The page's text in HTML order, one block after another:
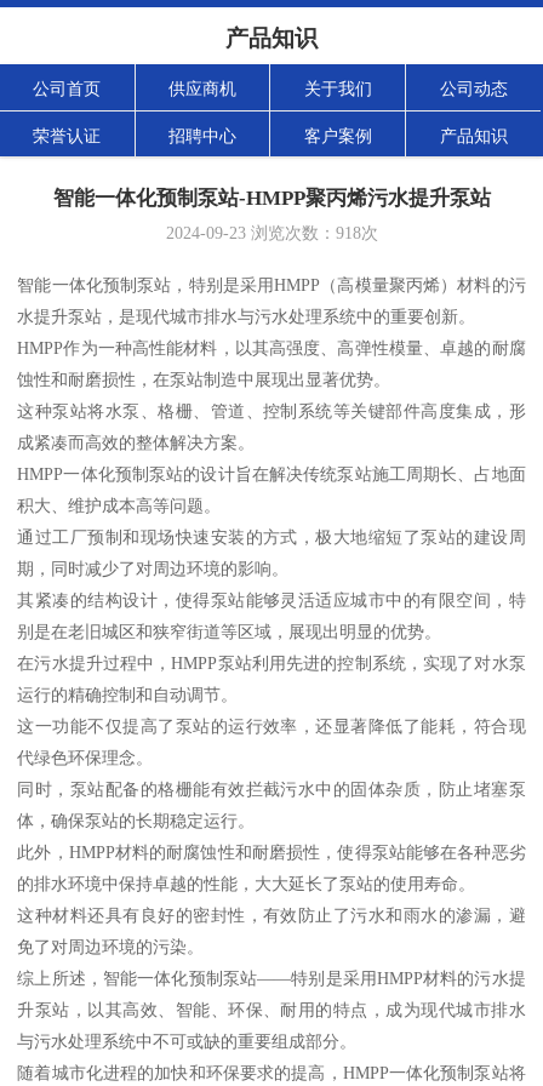
产品知识
公司首页 供应商机 关于我们 公司动态
荣誉认证 招聘中心 客户案例 产品知识
智能一体化预制泵站-HMPP聚丙烯污水提升泵站
2024-09-23浏览次数： 918次
智能一体化预制泵站，特别是采用HMPP（高模量聚丙烯）材料的污
水提升泵站，是现代城市排水与污水处理系统中的重要创新。
HMPP作为一种高性能材料，以其高强度、高弹性模量、卓越的耐腐
蚀性和耐磨损性，在泵站制造中展现出显著优势。
这种泵站将水泵、格栅、管道、控制系统等关键部件高度集成，形
成紧凑而高效的整体解决方案。
HMPP一体化预制泵站的设计旨在解决传统泵站施工周期长、占地面
积大、维护成本高等问题。
通过工厂预制和现场快速安装的方式，极大地缩短了泵站的建设周
期，同时减少了对周边环境的影响。
其紧凑的结构设计，使得泵站能够灵活适应城市中的有限空间，特
别是在老旧城区和狭窄街道等区域，展现出明显的优势。
在污水提升过程中，HMPP泵站利用先进的控制系统，实现了对水泵
运行的精确控制和自动调节。
这一功能不仅提高了泵站的运行效率，还显著降低了能耗，符合现
代绿色环保理念。
同时，泵站配备的格栅能有效拦截污水中的固体杂质，防止堵塞泵
体，确保泵站的长期稳定运行。
此外，HMPP材料的耐腐蚀性和耐磨损性，使得泵站能够在各种恶劣
的排水环境中保持卓越的性能，大大延长了泵站的使用寿命。
这种材料还具有良好的密封性，有效防止了污水和雨水的渗漏，避
免了对周边环境的污染。
综上所述，智能一体化预制泵站——特别是采用HMPP材料的污水提
升泵站，以其高效、智能、环保、耐用的特点，成为现代城市排水
与污水处理系统中不可或缺的重要组成部分。
随着城市化进程的加快和环保要求的提高，HMPP一体化预制泵站将